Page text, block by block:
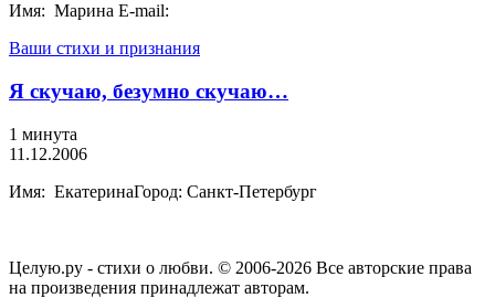
Имя: Марина E-mail:
Ваши стихи и признания
Я скучаю, безумно скучаю…
1 минута
11.12.2006
Имя: ЕкатеринаГород: Санкт-Петербург
Целую.ру - стихи о любви. © 2006-2026 Все авторские права
на произведения принадлежат авторам.